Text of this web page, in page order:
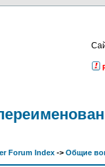
Forum Index -> Общие